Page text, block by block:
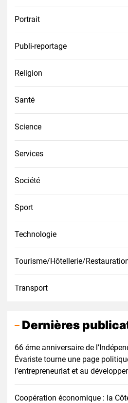
Portrait
Publi-reportage
Religion
Santé
Science
Services
Société
Sport
Technologie
Tourisme/Hôtellerie/
Transport
Dernières
66 éme anniversaire de
Évariste tourne une page
l’entrepreneuriat et au
Coopération économique : la